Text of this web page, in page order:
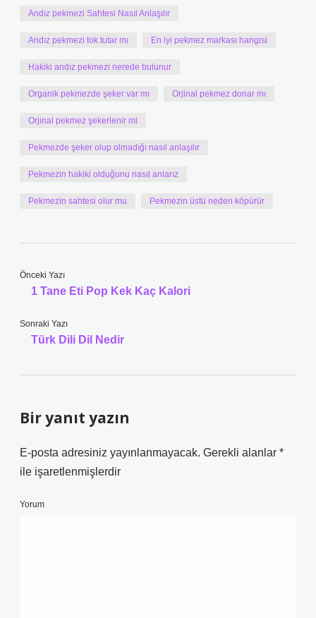
Andız pekmezi Sahtesi Nasıl Anlaşılır
Andız pekmezi tok tutar mı En iyi pekmez markası hangisi
Hakiki andız pekmezi nerede bulunur
Organik pekmezde şeker var mı Orjinal pekmez donar mı
Orjinal pekmez şekerlenir mi
Pekmezde şeker olup olmadığı nasıl anlaşılır
Pekmezin hakiki olduğunu nasıl anlarız
Pekmezin sahtesi olur mu Pekmezin üstü neden köpürür
Önceki Yazı
1 Tane Eti Pop Kek Kaç Kalori
Sonraki Yazı
Türk Dili Dil Nedir
Bir yanıt yazın
E-posta adresiniz yayınlanmayacak. Gerekli alanlar *
ile işaretlenmişlerdir
Yorum